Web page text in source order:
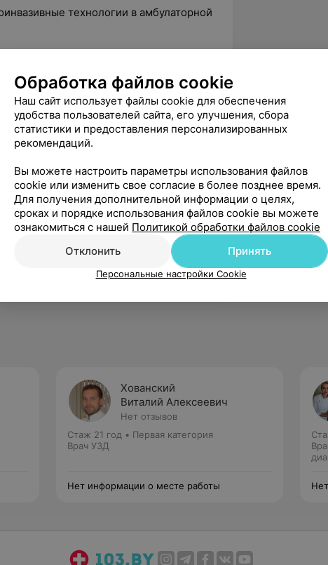
технологии в амбулаторной
по специальности
хирургия органов желудочно-
хирургия»
08.05.2015
в хирургии печени»
по специальности
управления здравоохранением в
фармакология»
Хованский
Виталий Алексеевич
Нет отзывов
Стаж 21 год • Первая категория
Врач УЗД
Нет информации о месте работы
Обработка файлов cookie
Наш сайт использует файлы cookie для обеспечения
удобства пользователей сайта, его улучшения, сбора
статистики и предоставления персонализированных
рекомендаций.
Вы можете настроить параметры использования файлов
cookie или изменить свое согласие в более позднее время.
Для получения дополнительной информации о целях,
сроках и порядке использования файлов cookie вы можете
ознакомиться с нашей Политикой обработки файлов cookie
Отклонить
Принять
Персональные настройки Cookie